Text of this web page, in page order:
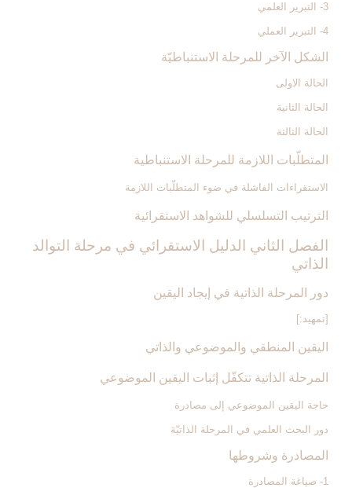
3- التبرير العلمي
4- التبرير العملي
الشكل الآخر للمرحلة الاستنباطيّة
الحالة الاولى
الحالة الثانية
الحالة الثالثة
المتطلّبات اللازمة للمرحلة الاستنباطية
الاستقراءات الفاشلة في ضوء المتطلّبات اللازمة
الترتيب التسلسلي للشواهد الاستقرائية
الفصل الثاني ‏الدليل الاستقرائي في مرحلة التوالد
الذاتي‏
دور المرحلة الذاتية في إيجاد اليقين‏
[تمهيد:]
اليقين المنطقي والموضوعي والذاتي
المرحلة الذاتية تتكفّل إثبات اليقين الموضوعي
حاجة اليقين الموضوعي إلى مصادرة
دور البحث العلمي في المرحلة الذاتيّة
المصادرة وشروطها
1- صياغة المصادرة